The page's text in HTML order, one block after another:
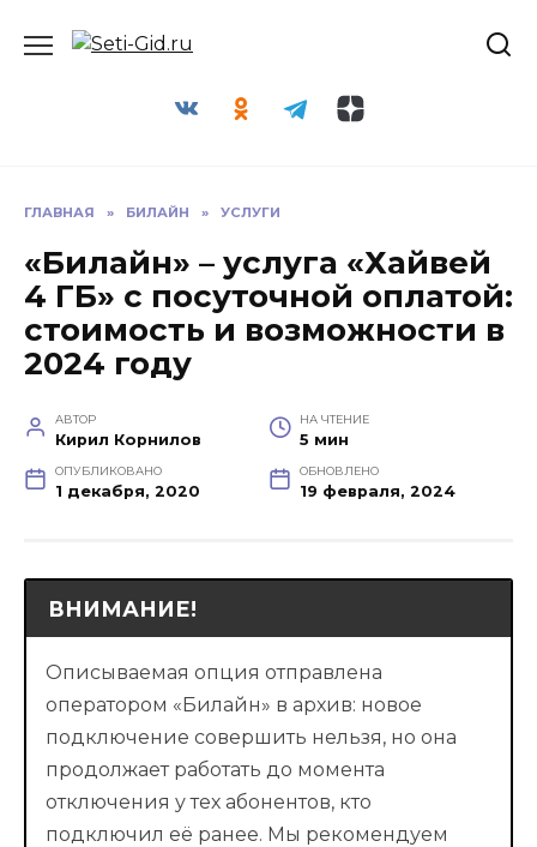
ГЛАВНАЯ » БИЛАЙН » УСЛУГИ
«Билайн» – услуга «Хайвей
4 ГБ» с посуточной оплатой:
стоимость и возможности в
2024 году
АВТОР
Кирил Корнилов
НА ЧТЕНИЕ
5 мин
ОПУБЛИКОВАНО
1 декабря, 2020
ОБНОВЛЕНО
19 февраля, 2024
ВНИМАНИЕ!
Описываемая опция отправлена
оператором «Билайн» в архив: новое
подключение совершить нельзя, но она
продолжает работать до момента
отключения у тех абонентов, кто
подключил её ранее. Мы рекомендуем